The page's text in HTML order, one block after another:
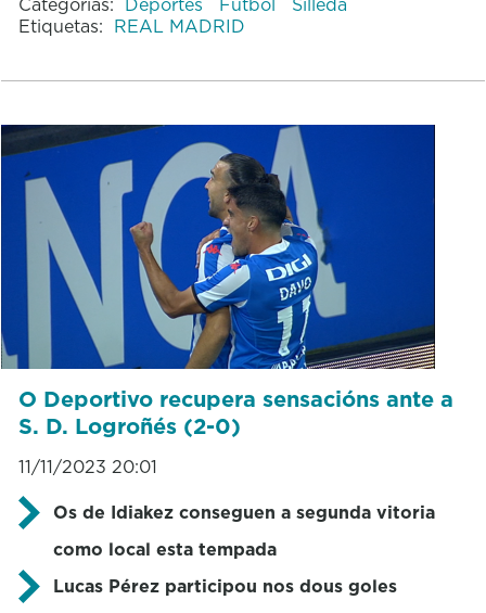
Etiquetas: REAL MADRID
O Deportivo recupera sensacións ante a
S. D. Logroñés (2-0)
11/11/2023 20:01
Os de Idiakez conseguen a segunda vitoria
como local esta tempada
Lucas Pérez participou nos dous goles